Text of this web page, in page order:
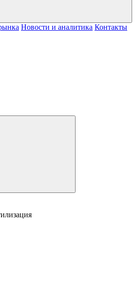
Новости и аналитика Контакты